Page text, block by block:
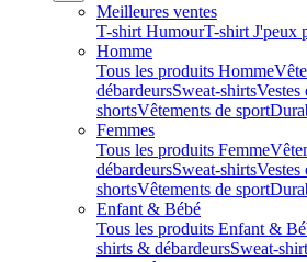
Meilleures ventes
T-shirt HumourT-shirt J'peux
Homme
Tous les produits Homme
débardeursSweat-shirtsVestes
shortsVêtements de sport
Femmes
Tous les produits Femme
débardeursSweat-shirtsVestes
shortsVêtements de sport
Enfant & Bébé
Tous les produits Enfant &
shirts & débardeursSweat-